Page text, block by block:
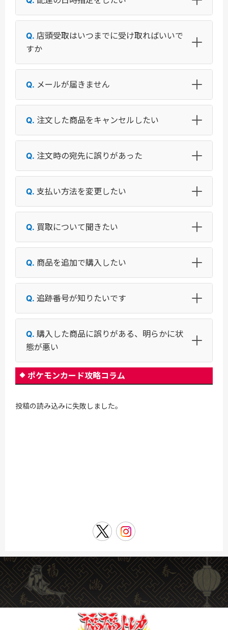
店頭受取はいつまでに受け取ればいいで
すか
メールが届きません
注文した商品をキャンセルしたい
注文時の宛先に誤りがあった
支払い方法を変更したい
買取について聞きたい
商品を追加で購入したい
追跡番号が知りたいです
購入した商品に誤りがある、明らかに状
態が悪い
ポケモンカード攻略コラム
投稿の読み込みに失敗しました。